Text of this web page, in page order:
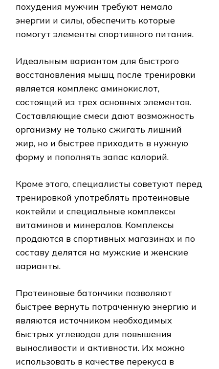
похудения мужчин требуют немало
энергии и силы, обеспечить которые
помогут элементы спортивного питания.
Идеальным вариантом для быстрого
восстановления мышц после тренировки
является комплекс аминокислот,
состоящий из трех основных элементов.
Составляющие смеси дают возможность
организму не только сжигать лишний
жир, но и быстрее приходить в нужную
форму и пополнять запас калорий.
Кроме этого, специалисты советуют перед
тренировкой употреблять протеиновые
коктейли и специальные комплексы
витаминов и минералов. Комплексы
продаются в спортивных магазинах и по
составу делятся на мужские и женские
варианты.
Протеиновые батончики позволяют
быстрее вернуть потраченную энергию и
являются источником необходимых
быстрых углеводов для повышения
выносливости и активности. Их можно
использовать в качестве перекуса в